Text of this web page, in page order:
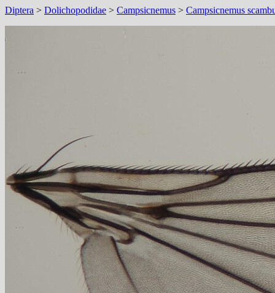
Diptera > Dolichopodidae > Campsicnemus > Campsicnemus